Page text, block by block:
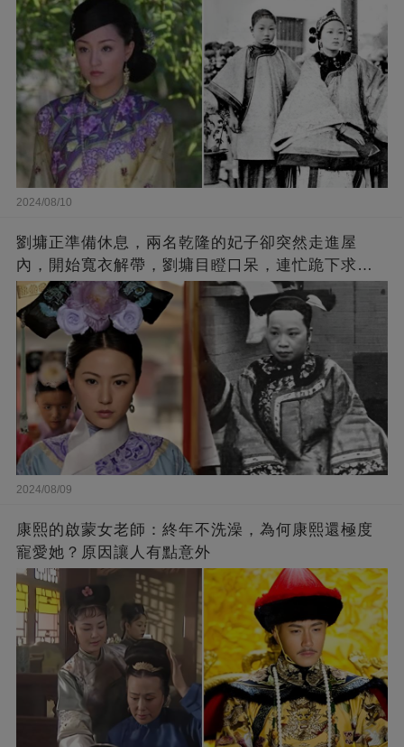
2024/08/10
劉墉正準備休息，兩名乾隆的妃子卻突然走進屋
內，開始寬衣解帶，劉墉目瞪口呆，連忙跪下求
饒，可兩個妃子卻是不管，執意留下侍寢
2024/08/09
康熙的啟蒙女老師：終年不洗澡，為何康熙還極度
寵愛她？原因讓人有點意外